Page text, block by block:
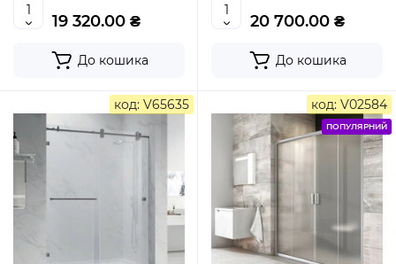
19 320.00 ₴
До кошика
20 700.00 ₴
До кошика
код: V65635 код: V02584
ПОПУЛЯРНИЙ